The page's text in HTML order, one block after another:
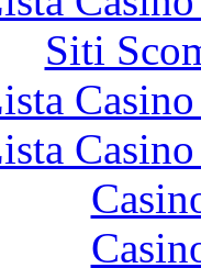
Siti